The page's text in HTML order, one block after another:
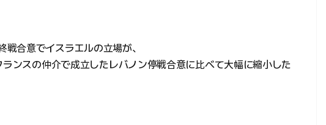
戦合意でイスラエルの立場が、
ンスの仲介で成立したレバノン停戦合意に比べて大幅に縮小した